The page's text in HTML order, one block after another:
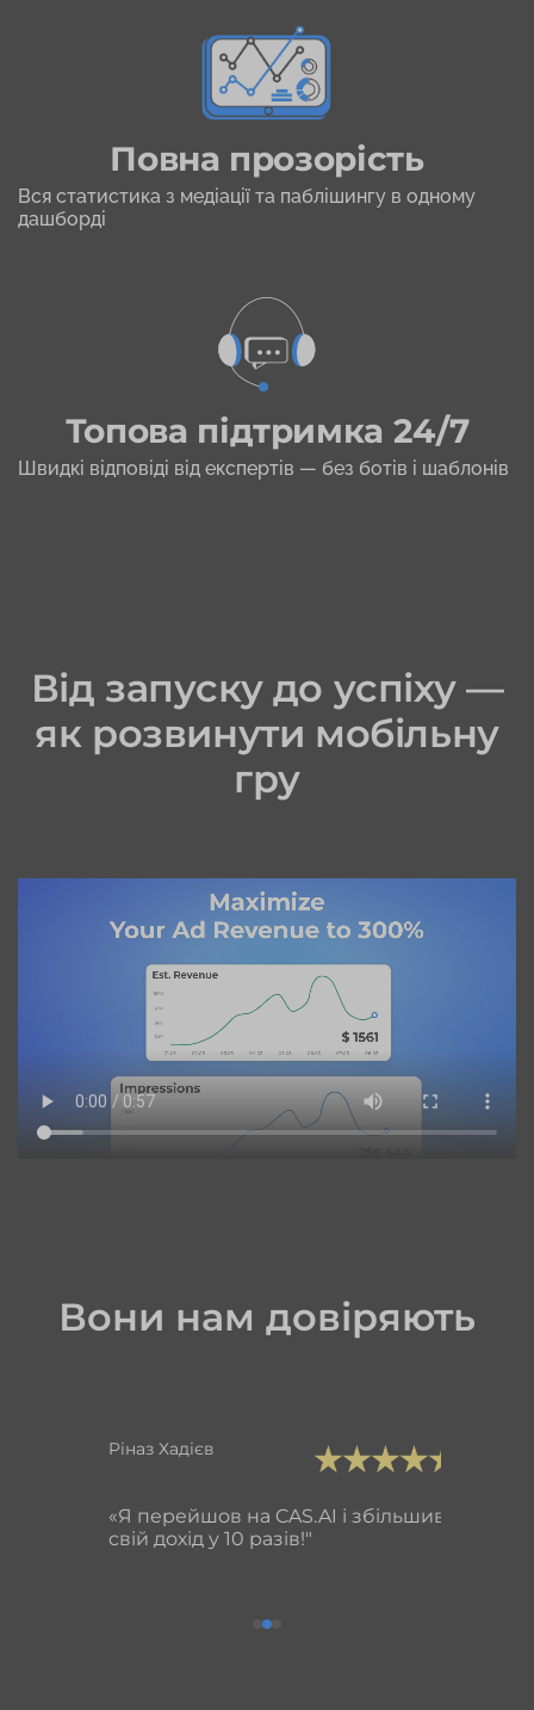
Повна прозорість
Вся статистика з медіації та паблішингу в одному
дашборді
Топова підтримка 24/7
Швидкі відповіді від експертів — без ботів і шаблонів
Від запуску до успіху —
як розвинути мобільну
гру
Вони нам довіряють
Piназ Хадієв
«Я перейшов на CAS.AI і збільшив
свій дохід у 10 разів!"